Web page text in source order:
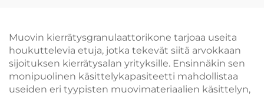
Muovin kierrätysgranulaattorikone tarjoaa useita
houkuttelevia etuja, jotka tekevät siitä arvokkaan
sijoituksen kierrätysalan yrityksille. Ensinnäkin sen
monipuolinen käsittelykapasiteetti mahdollistaa
useiden eri tyypisten muovimateriaalien käsittelyn,